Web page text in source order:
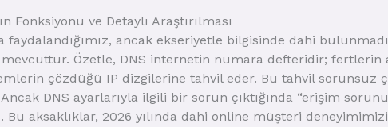
Fonksiyonu ve Detaylı Araştırılması
ancak ekseriyetle bilgisinde dahi
Özetle, DNS internetin numara defteridir; fertlerin
çözdüğü IP dizgilerine tahvil eder. Bu tahvil sorunsuz
DNS ayarlarıyla ilgili bir sorun çıktığında “erişim
Bu aksaklıklar, 2026 yılında dahi online müşteri